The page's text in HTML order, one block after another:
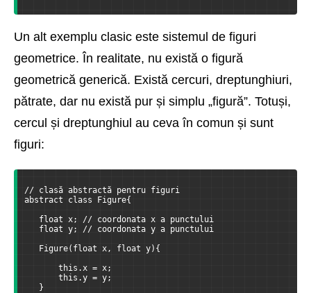
Un alt exemplu clasic este sistemul de figuri
geometrice. În realitate, nu există o figură
geometrică generică. Există cercuri, dreptunghiuri,
pătrate, dar nu există pur și simplu „figură”. Totuși,
cercul și dreptunghiul au ceva în comun și sunt
figuri:
// clasă abstractă pentru figuri
abstract class Figure{
float x; // coordonata x a punctului
float y; // coordonata y a punctului
Figure(float x, float y){
this.x = x;
this.y = y;
}